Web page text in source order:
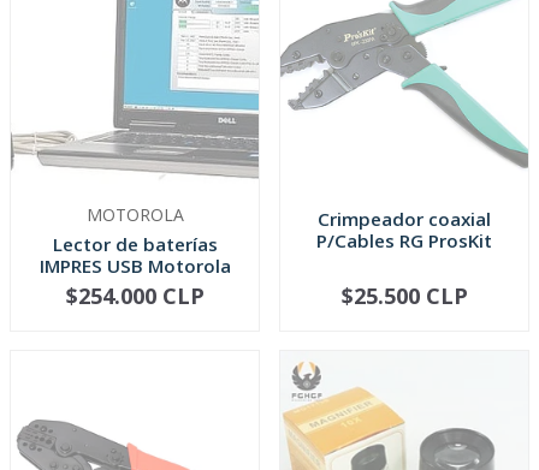
MOTOROLA
Lector de baterías
IMPRES USB Motorola
AGOTADO
$254.000 CLP
Crimpeador coaxial
P/Cables RG ProsKit
AGOTADO
$25.500 CLP